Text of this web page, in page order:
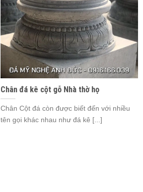
Chân đá kê cột gỗ Nhà thờ họ
Chân Cột đá còn được biết đến với nhiều
tên gọi khác nhau như đá kê [...]